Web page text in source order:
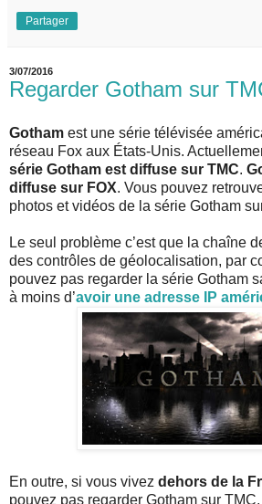
Partager
3/07/2016
Regarder Gotham sur
Gotham est une série télévisée
réseau Fox aux États-Unis.
série Gotham est diffuse sur TMC.
diffuse sur FOX. Vous pouvez
photos et vidéos de la série Gotham
Le seul problème c’est que la chaîne
des contrôles de géolocalisation, par
pouvez pas regarder la série Gotham
à moins d’avoir une adresse IP
En outre, si vous vivez dehors de la
pouvez pas regarder Gotham sur